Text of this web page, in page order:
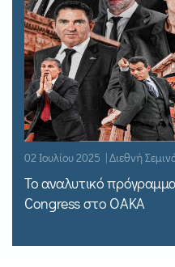
02 Ιουλίου 2025 | Διεθνή
Το αναλυτικό
Congress στο ΟΑΚΑ